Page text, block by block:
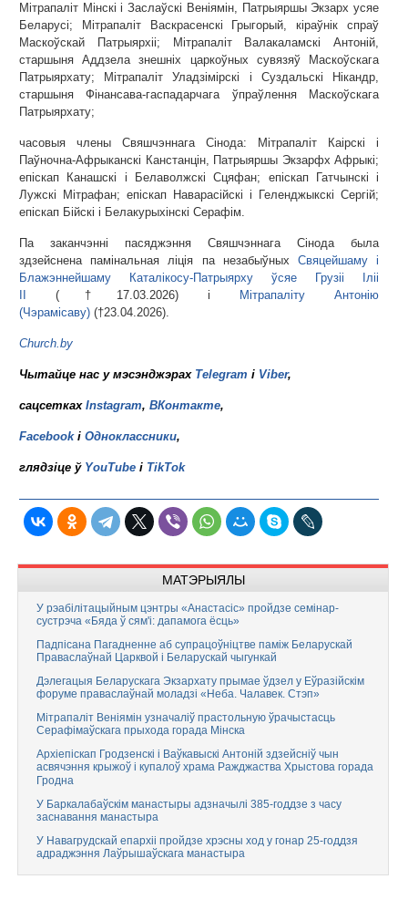
Мітрапаліт Мінскі і Заслаўскі Веніямін, Патрыяршы Экзарх усяе
Беларусі; Мітрапаліт Васкрасенскі Грыгорый, кіраўнік спраў
Маскоўскай Патрыярхіі; Мітрапаліт Валакаламскі Антоній,
старшыня Аддзела знешніх царкоўных сувязяў Маскоўскага
Патрыярхату; Мітрапаліт Уладзімірскі і Суздальскі Нікандр,
старшыня Фінансава-гаспадарчага ўпраўлення Маскоўскага
Патрыярхату;
часовыя члены Свяшчэннага Сінода: Мітрапаліт Каірскі і
Паўночна-Афрыканскі Канстанцін, Патрыяршы Экзарфх Афрыкі;
епіскап Канашскі і Белаволжскі Сцяфан; епіскап Гатчынскі і
Лужскі Мітрафан; епіскап Наварасійскі і Геленджыкскі Сергій;
епіскап Бійскі і Белакурыхінскі Серафім.
Па заканчэнні пасяджэння Свяшчэннага Сінода была
здзейснена памінальная ліція па незабыўных Свяцейшаму і
Блажэннейшаму Каталікосу-Патрыярху ўсяе Грузіі Іліі
(†17.03.2026) і
Мітрапаліту Антонію
(Чэрамісаву) (†23.04.2026).
Church.by
Чытайце нас у мэсэнджэрах Telegram і Viber,
сацсетках Instagram, ВКонтакте,
Facebookі Одноклассники,
глядзіце ў YouTube і TikTok
МАТЭРЫЯЛЫ
У рэабілітацыйным цэнтры «Анастасіс» пройдзе семінар-
сустрэча «Бяда ў сям'і: дапамога ёсць»
Падпісана Пагадненне аб супрацоўніцтве паміж Беларускай
Праваслаўнай Царквой і Беларускай чыгункай
Дэлегацыя Беларускага Экзархату прымае ўдзел у Еўразійскім
форуме праваслаўнай моладзі «Неба. Чалавек. Стэп»
Мітрапаліт Веніямін узначаліў прастольную ўрачыстасць
Серафімаўскага прыхода горада Мінска
Архіепіскап Гродзенскі і Ваўкавыскі Антоній здзейсніў чын
асвячэння крыжоў і купалоў храма Ражджаства Хрыстова горада
Гродна
У Баркалабаўскім манастыры адзначылі 385-годдзе з часу
заснавання манастыра
У Навагрудскай епархіі пройдзе хрэсны ход у гонар 25-годдзя
адраджэння Лаўрышаўскага манастыра